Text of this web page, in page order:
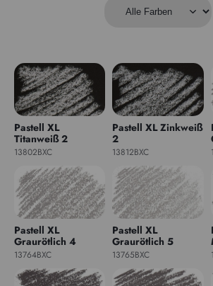
Pastell XL
Titanweiß 2
13802BXC
Pastell XL Zinkweiß
2
13812BXC
Pastell XL
Graurötlich 4
13764BXC
Pastell XL
Graurötlich 5
13765BXC